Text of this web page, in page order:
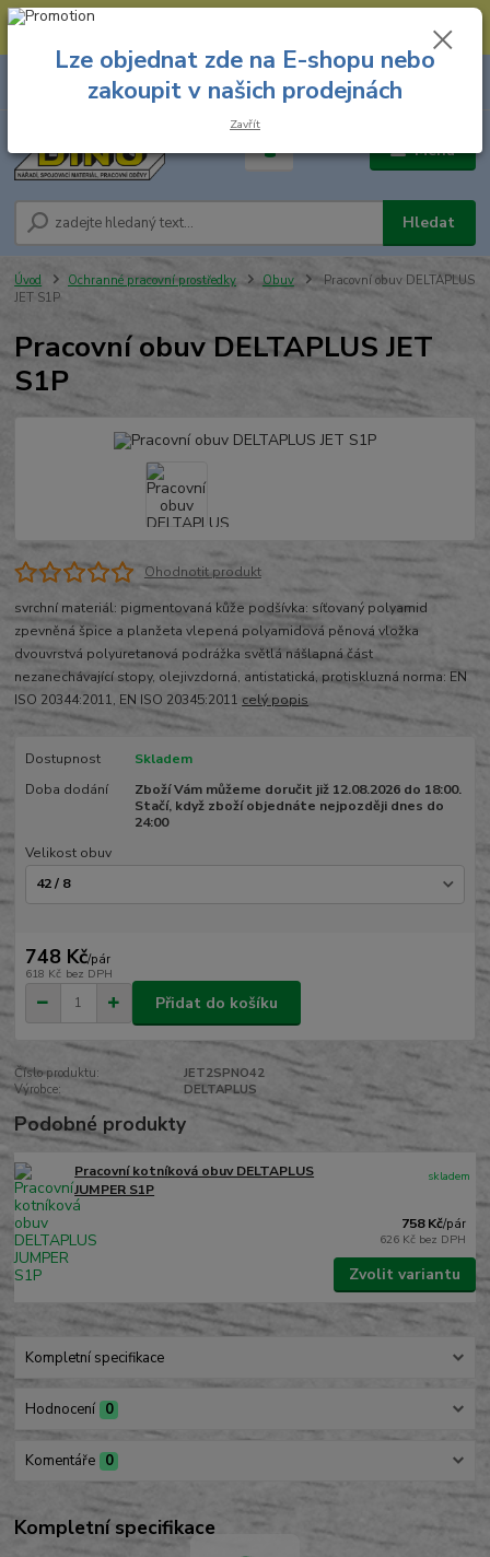
--- Spojovací materiál: 774 431 045 --- Prodejna nářadí: 731 449 423 --
Menu
Hledat
8.00 hod. - 16.00 hod.
za
Úvod Ochranné pracovní prostředky Obuv
Pracovní obuv DELTAPLUS
JET S1P
Pracovní obuv DELTAPLUS JET
S1P
Ohodnotit produkt
svrchní materiál: pigmentovaná kůže podšívka: síťovaný polyamid
zpevněná špice a planžeta vlepená polyamidová pěnová vložka
dvouvrstvá polyuretanová podrážka světlá nášlapná část
nezanechávající stopy, olejivzdorná, antistatická, protiskluzná norma: EN
ISO 20344:2011, EN ISO 20345:2011 celý popis
Dostupnost
Skladem
Doba dodání
Zboží Vám můžeme doručit již 12.08.2026 do 18:00.
Stačí, když zboží objednáte nejpozději dnes do
24:00
Velikost obuv
748 Kč/pár
618 Kč bez DPH
Přidat do košíku
Číslo produktu:
JET2SPNO42
Výrobce:
DELTAPLUS
Podobné produkty
Pracovní kotníková obuv DELTAPLUS
JUMPER S1P
758 Kč/pár
626 Kč bez DPH
skladem
Zvolit variantu
Kompletní specifikace
Hodnocení 0
Komentáře 0
Kompletní specifikace
Lze objednat zde na E-shopu nebo
zakoupit v našich prodejnách
Zavřít